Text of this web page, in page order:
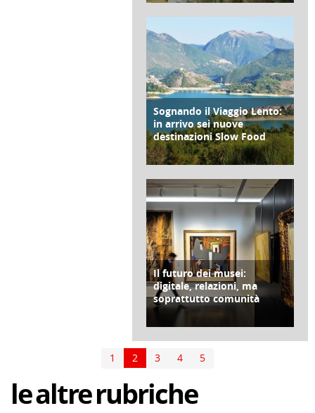
SOCIALE
Sognando il Viaggio Lento:
in arrivo sei nuove
destinazioni Slow Food
05 Febbraio 2021
SOCIALE
Il futuro dei musei:
digitale, relazioni, ma
soprattutto comunità
1 2 3 4 5
lealtrerubriche